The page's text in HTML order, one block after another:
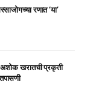
रणात ‘या’
खरातची प्रकृती